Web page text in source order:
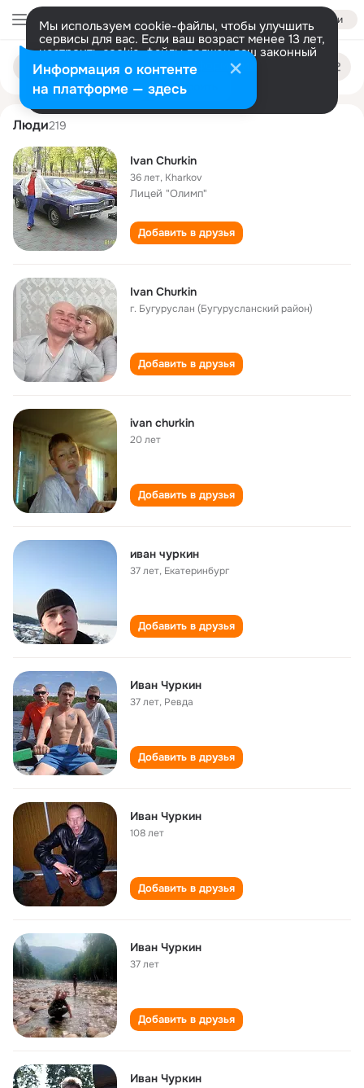
Войти
Мы используем cookie-файлы, чтобы улучшить
сервисы для вас. Если ваш возраст менее 13 лет,
настроить cookie-файлы должен ваш законный
представитель. Больше информации
Разрешить все Настроить
Поиск
людям
ivan churkin
Люди219
Ivan Churkin
36 лет, Kharkov
Лицей "Олимп"
Добавить в друзья
Ivan Churkin
г. Бугуруслан (Бугурусланский район)
Добавить в друзья
ivan churkin
20 лет
Добавить в друзья
иван чуркин
37 лет, Екатеринбург
Добавить в друзья
Иван Чуркин
37 лет, Ревда
Добавить в друзья
Иван Чуркин
108 лет
Добавить в друзья
Иван Чуркин
37 лет
Добавить в друзья
Иван Чуркин
Информация о контенте
на платформе — здесь